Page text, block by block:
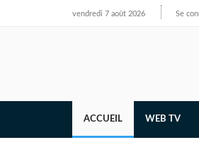
vendredi 7 août 2026 Se
ACCUEIL WEB TV